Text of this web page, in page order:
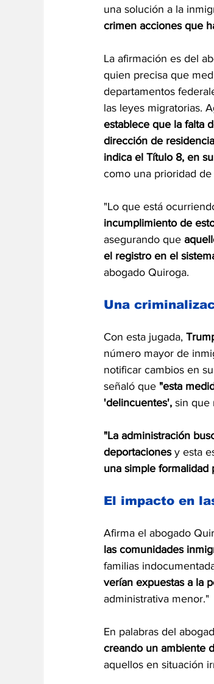
una solución a la
crimen acciones que
La afirmación es del
quien precisa que
departamentos
las leyes migratorias.
establece que la falta
dirección de
indica el Título 8, en
como una prioridad
"Lo que está
incumplimiento de
asegurando que
el registro en el
abogado Quiroga.
Una
Con esta jugada,
número mayor de
notificar cambios en
señaló que "esta
'delincuentes', sin que
"La administración
deportaciones y esta
una simple formalidad
El impacto en
Afirma el abogado
las comunidades
familias
verían expuestas a la
administrativa menor."
En palabras del
creando un ambiente
aquellos en situación